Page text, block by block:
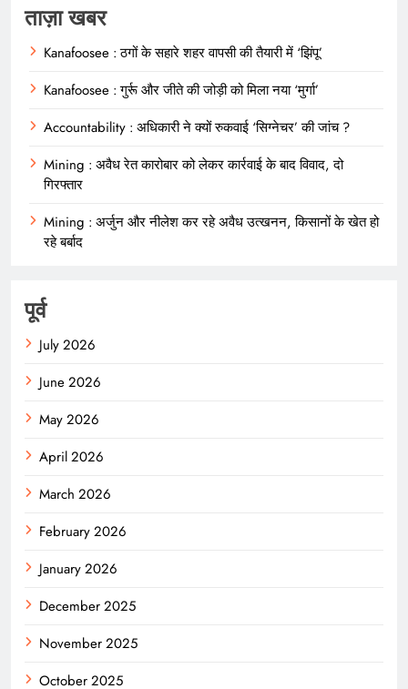
ताज़ा खबर
Kanafoosee : ठगों के सहारे शहर वापसी की तैयारी में ‘झिंपू’
Kanafoosee : गुर्रू और जीते की जोड़ी को मिला नया ‘मुर्गा’
Accountability : अधिकारी ने क्यों रुकवाई ‘सिग्नेचर’ की जांच ?
Mining : अवैध रेत कारोबार को लेकर कार्रवाई के बाद विवाद, दो
गिरफ्तार
Mining : अर्जुन और नीलेश कर रहे अवैध उत्खनन, किसानों के खेत हो
रहे बर्बाद
पूर्व
July 2026
June 2026
May 2026
April 2026
March 2026
February 2026
January 2026
December 2025
November 2025
October 2025